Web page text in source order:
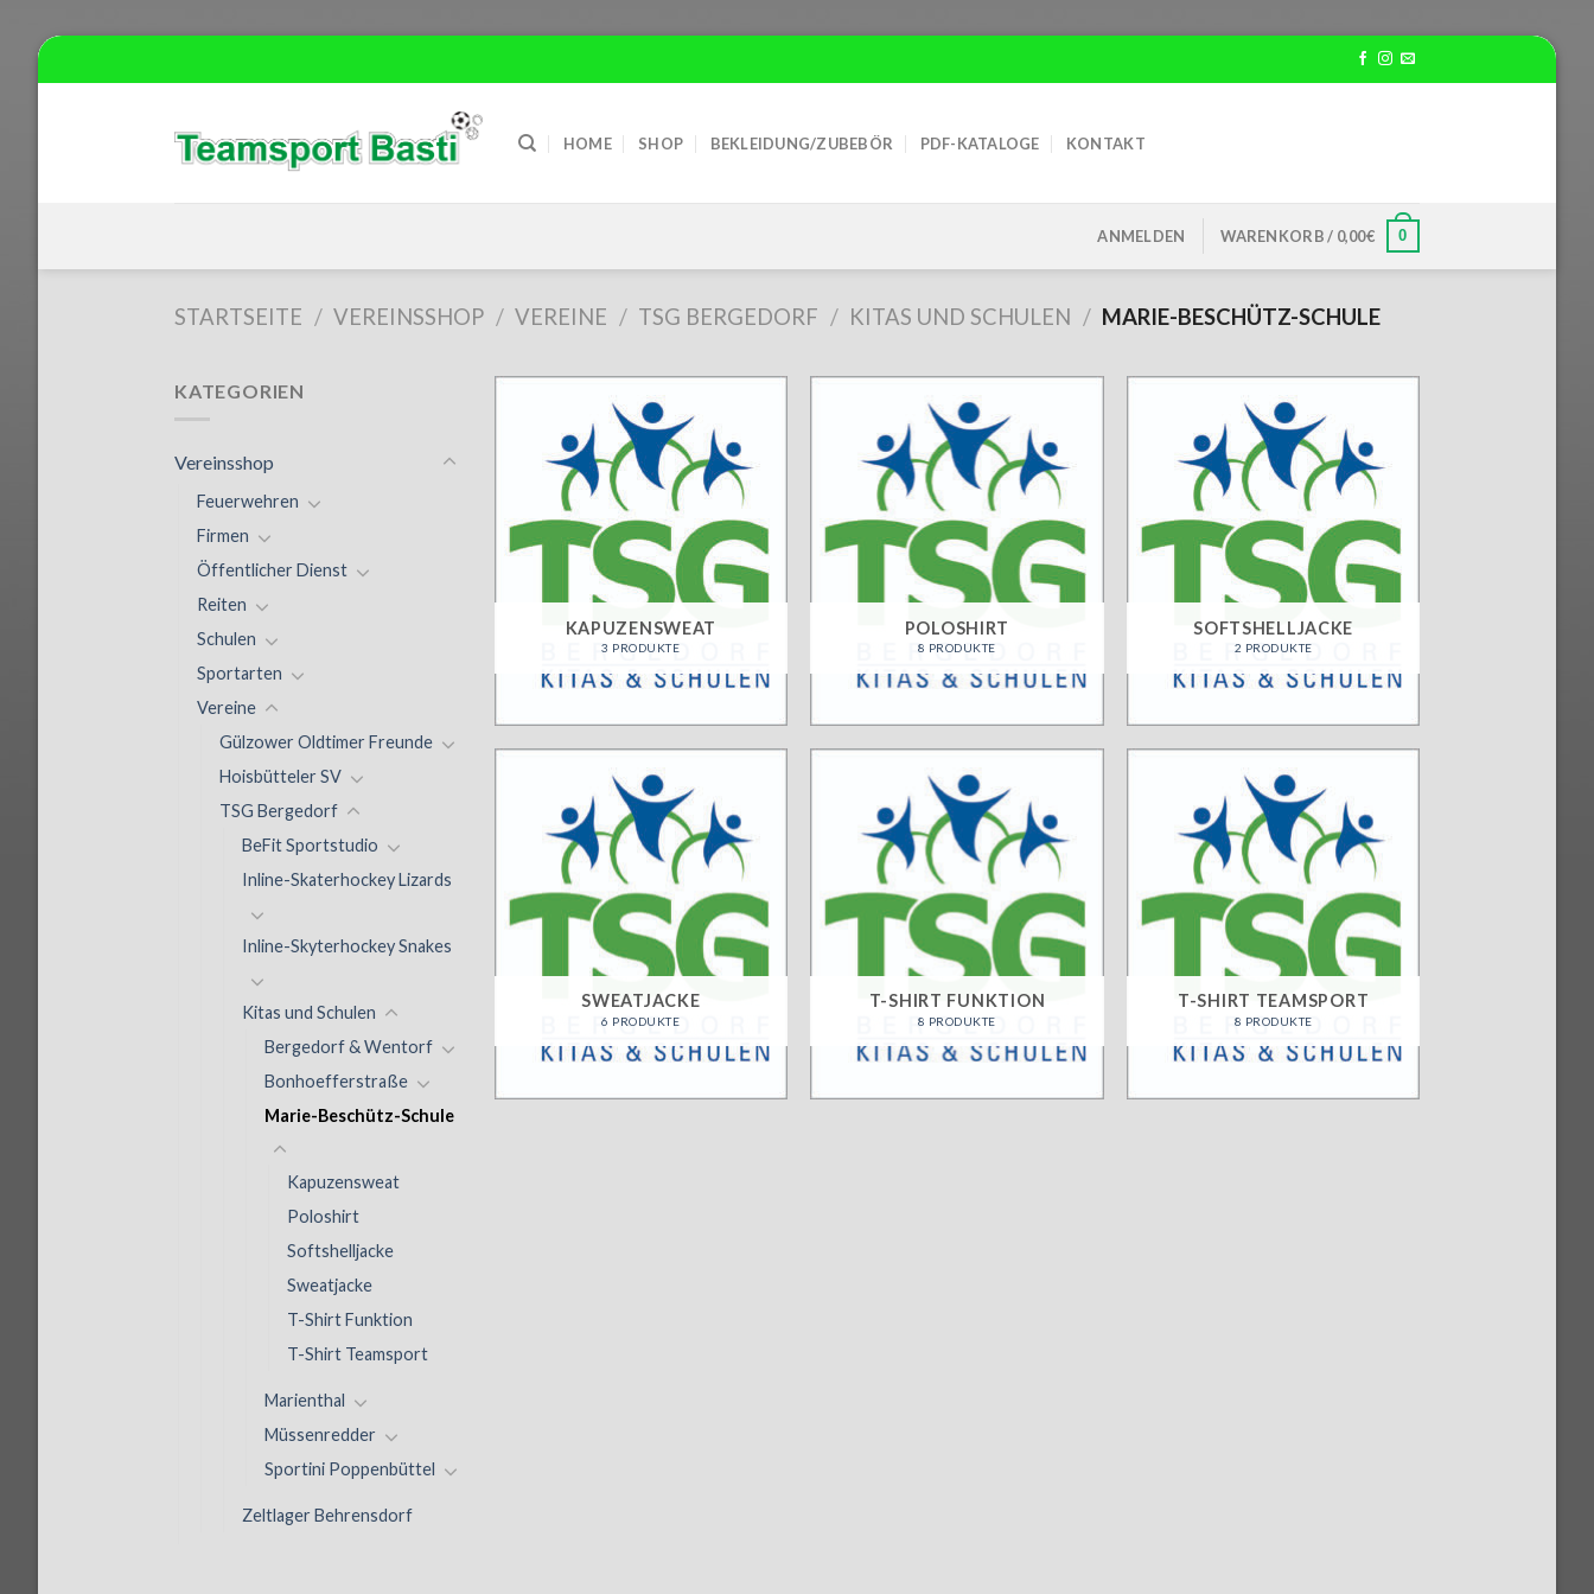
Skip
to
HOME SHOP BEKLEIDUNG/ZUBEBÖR PDF-KATALOGE KONTAKT
ANMELDEN WARENKORB / 0,00€ 0
STARTSEITE / VEREINSSHOP / VEREINE / TSG BERGEDORF / KITAS UND SCHULEN / MARIE-BESCHÜTZ-SCHULE
KATEGORIEN
Vereinsshop
Feuerwehren
Firmen
Öffentlicher Dienst
Reiten
Schulen
Sportarten
Vereine
Gülzower Oldtimer Freunde
Hoisbütteler SV
TSG Bergedorf
BeFit Sportstudio
Inline-Skaterhockey Lizards
Inline-Skyterhockey Snakes
Kitas und Schulen
Bergedorf & Wentorf
Bonhoefferstraße
Marie-Beschütz-Schule
Kapuzensweat
Poloshirt
Softshelljacke
Sweatjacke
T-Shirt Funktion
T-Shirt Teamsport
Marienthal
Müssenredder
Sportini Poppenbüttel
Zeltlager Behrensdorf
KAPUZENSWEAT
3 PRODUKTE
POLOSHIRT
8 PRODUKTE
SOFTSHELLJACKE
2 PRODUKTE
SWEATJACKE
6 PRODUKTE
T-SHIRT FUNKTION
8 PRODUKTE
T-SHIRT TEAMSPORT
8 PRODUKTE